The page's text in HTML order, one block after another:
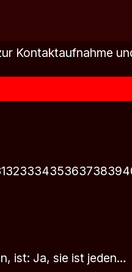
Kontaktaufnahme
3233343536373839
ist: Ja, sie ist jeden…